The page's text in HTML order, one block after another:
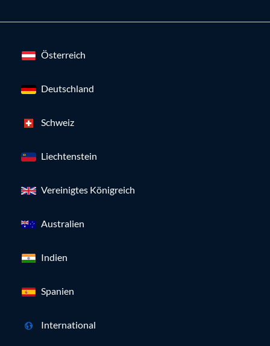
Österreich
Deutschland
Schweiz
Liechtenstein
Vereinigtes Königreich
Australien
Indien
Spanien
International